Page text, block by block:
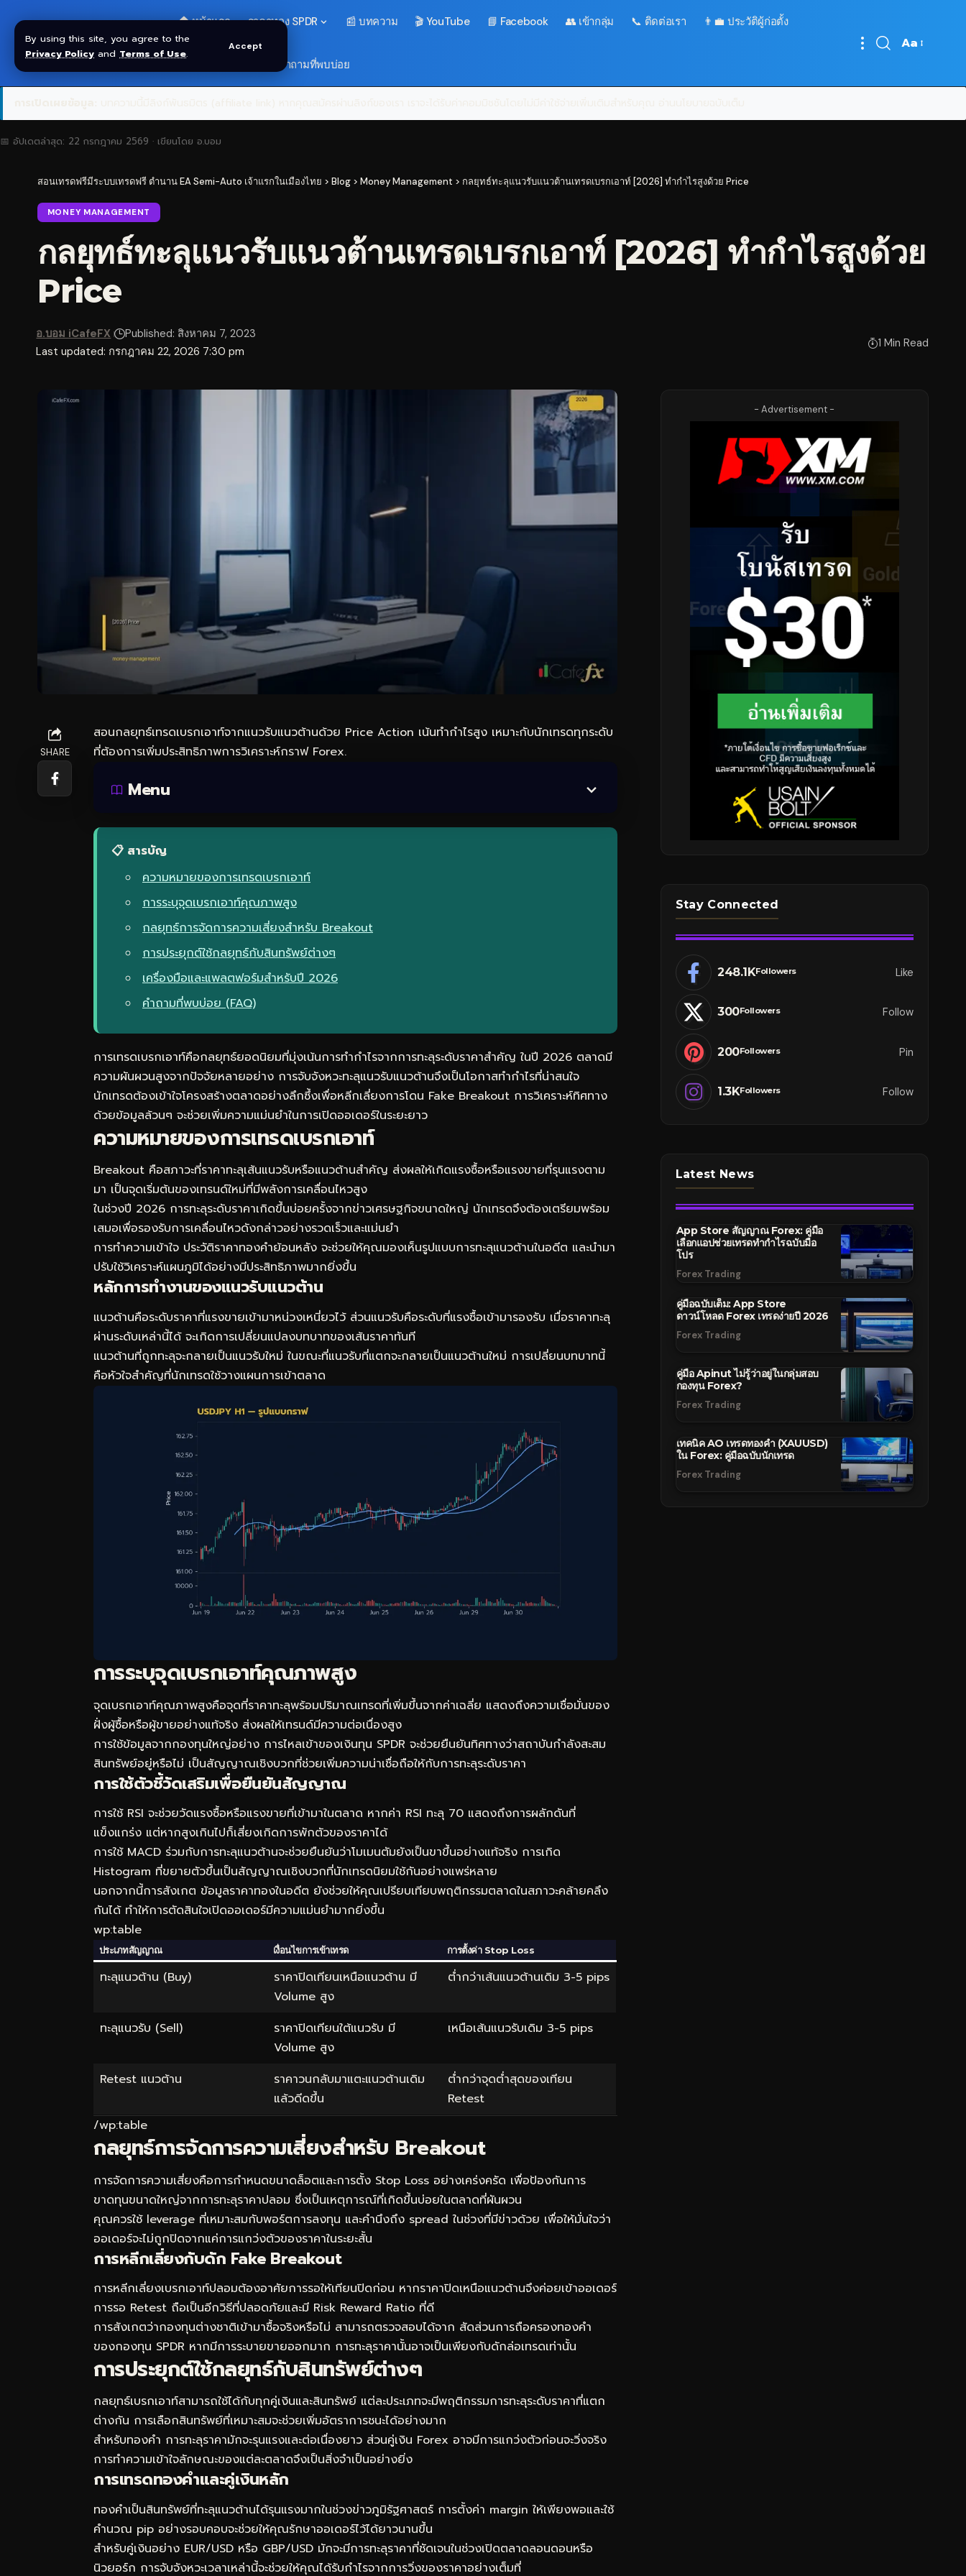
By using this site, you agree to the
Privacy Policy and Terms of Use.
Accept
🏠 หน้าแรก ราคาทอง SPDR 📰 บทความ 🎬 YouTube 📘 Facebook 👥 เข้ากลุ่ม 📞 ติดต่อเรา 👨‍💼 ประวัติผู้ก่อตั้ง
❓ คำถามที่พบบ่อย
Font
Aa
📅 อัปเดตล่าสุด: 22 กรกฎาคม 2569 · เขียนโดย อ.บอม
สอนเทรดฟรีมีระบบเทรดฟรี ตำนาน EA Semi-Auto เจ้าแรกในเมืองไทย > Blog > Money Management > กลยุทธ์ทะลุแนวรับแนวต้านเทรดเบรกเอาท์ [2026] ทำกำไรสูงด้วย Price
MONEY MANAGEMENT
กลยุทธ์ทะลุแนวรับแนวต้านเทรดเบรกเอาท์ [2026] ทำกำไรสูงด้วย
Price
Last updated: กรกฎาคม 22, 2026 7:30 pm
อ.บอม iCafeFX Published: สิงหาคม 7, 2023
1 Min Read
SHARE
สอนกลยุทธ์เทรดเบรกเอาท์จากแนวรับแนวต้านด้วย Price Action เน้นทำกำไรสูง เหมาะกับนักเทรดทุกระดับ
ที่ต้องการเพิ่มประสิทธิภาพการวิเคราะห์กราฟ Forex.
Menu
📋 สารบัญ
ความหมายของการเทรดเบรกเอาท์
การระบุจุดเบรกเอาท์คุณภาพสูง
กลยุทธ์การจัดการความเสี่ยงสำหรับ Breakout
การประยุกต์ใช้กลยุทธ์กับสินทรัพย์ต่างๆ
เครื่องมือและแพลตฟอร์มสำหรับปี 2026
คำถามที่พบบ่อย (FAQ)
การเทรดเบรกเอาท์คือกลยุทธ์ยอดนิยมที่มุ่งเน้นการทำกำไรจากการทะลุระดับราคาสำคัญ ในปี 2026 ตลาดมี
ความผันผวนสูงจากปัจจัยหลายอย่าง การจับจังหวะทะลุแนวรับแนวต้านจึงเป็นโอกาสทำกำไรที่น่าสนใจ
นักเทรดต้องเข้าใจโครงสร้างตลาดอย่างลึกซึ้งเพื่อหลีกเลี่ยงการโดน Fake Breakout การวิเคราะห์ทิศทาง
ด้วยข้อมูลล้วนๆ จะช่วยเพิ่มความแม่นยำในการเปิดออเดอร์ในระยะยาว
ความหมายของการเทรดเบรกเอาท์
Breakout คือสภาวะที่ราคาทะลุเส้นแนวรับหรือแนวต้านสำคัญ ส่งผลให้เกิดแรงซื้อหรือแรงขายที่รุนแรงตาม
มา เป็นจุดเริ่มต้นของเทรนด์ใหม่ที่มีพลังการเคลื่อนไหวสูง
ในช่วงปี 2026 การทะลุระดับราคาเกิดขึ้นบ่อยครั้งจากข่าวเศรษฐกิจขนาดใหญ่ นักเทรดจึงต้องเตรียมพร้อม
เสมอเพื่อรองรับการเคลื่อนไหวดังกล่าวอย่างรวดเร็วและแม่นยำ
การทำความเข้าใจ ประวัติราคาทองคำย้อนหลัง จะช่วยให้คุณมองเห็นรูปแบบการทะลุแนวต้านในอดีต และนำมา
ปรับใช้วิเคราะห์แผนภูมิได้อย่างมีประสิทธิภาพมากยิ่งขึ้น
หลักการทำงานของแนวรับแนวต้าน
แนวต้านคือระดับราคาที่แรงขายเข้ามาหน่วงเหนี่ยวไว้ ส่วนแนวรับคือระดับที่แรงซื้อเข้ามารองรับ เมื่อราคาทะลุ
ผ่านระดับเหล่านี้ได้ จะเกิดการเปลี่ยนแปลงบทบาทของเส้นราคาทันที
แนวต้านที่ถูกทะลุจะกลายเป็นแนวรับใหม่ ในขณะที่แนวรับที่แตกจะกลายเป็นแนวต้านใหม่ การเปลี่ยนบทบาทนี้
คือหัวใจสำคัญที่นักเทรดใช้วางแผนการเข้าตลาด
การระบุจุดเบรกเอาท์คุณภาพสูง
จุดเบรกเอาท์คุณภาพสูงคือจุดที่ราคาทะลุพร้อมปริมาณเทรดที่เพิ่มขึ้นจากค่าเฉลี่ย แสดงถึงความเชื่อมั่นของ
ฝั่งผู้ซื้อหรือผู้ขายอย่างแท้จริง ส่งผลให้เทรนด์มีความต่อเนื่องสูง
การใช้ข้อมูลจากกองทุนใหญ่อย่าง การไหลเข้าของเงินทุน SPDR จะช่วยยืนยันทิศทางว่าสถาบันกำลังสะสม
สินทรัพย์อยู่หรือไม่ เป็นสัญญาณเชิงบวกที่ช่วยเพิ่มความน่าเชื่อถือให้กับการทะลุระดับราคา
การใช้ตัวชี้วัดเสริมเพื่อยืนยันสัญญาณ
การใช้ RSI จะช่วยวัดแรงซื้อหรือแรงขายที่เข้ามาในตลาด หากค่า RSI ทะลุ 70 แสดงถึงการผลักดันที่
แข็งแกร่ง แต่หากสูงเกินไปก็เสี่ยงเกิดการพักตัวของราคาได้
การใช้ MACD ร่วมกับการทะลุแนวต้านจะช่วยยืนยันว่าโมเมนตัมยังเป็นขาขึ้นอย่างแท้จริง การเกิด
Histogram ที่ขยายตัวขึ้นเป็นสัญญาณเชิงบวกที่นักเทรดนิยมใช้กันอย่างแพร่หลาย
นอกจากนี้การสังเกต ข้อมูลราคาทองในอดีต ยังช่วยให้คุณเปรียบเทียบพฤติกรรมตลาดในสภาวะคล้ายคลึง
กันได้ ทำให้การตัดสินใจเปิดออเดอร์มีความแม่นยำมากยิ่งขึ้น
wp:table
ประเภทสัญญาณ เงื่อนไขการเข้าเทรด การตั้งค่า Stop Loss
ทะลุแนวต้าน (Buy)
ราคาปิดเทียนเหนือแนวต้าน มี
Volume สูง
ต่ำกว่าเส้นแนวต้านเดิม 3-5 pips
ทะลุแนวรับ (Sell)
ราคาปิดเทียนใต้แนวรับ มี
Volume สูง
เหนือเส้นแนวรับเดิม 3-5 pips
Retest แนวต้าน
ราคาวนกลับมาแตะแนวต้านเดิม
แล้วดีดขึ้น
ต่ำกว่าจุดต่ำสุดของเทียน
Retest
/wp:table
กลยุทธ์การจัดการความเสี่ยงสำหรับ Breakout
การจัดการความเสี่ยงคือการกำหนดขนาดล็อตและการตั้ง Stop Loss อย่างเคร่งครัด เพื่อป้องกันการ
ขาดทุนขนาดใหญ่จากการทะลุราคาปลอม ซึ่งเป็นเหตุการณ์ที่เกิดขึ้นบ่อยในตลาดที่ผันผวน
คุณควรใช้ leverage ที่เหมาะสมกับพอร์ตการลงทุน และคำนึงถึง spread ในช่วงที่มีข่าวด้วย เพื่อให้มั่นใจว่า
ออเดอร์จะไม่ถูกปิดจากแค่การแกว่งตัวของราคาในระยะสั้น
การหลีกเลี่ยงกับดัก Fake Breakout
การหลีกเลี่ยงเบรกเอาท์ปลอมต้องอาศัยการรอให้เทียนปิดก่อน หากราคาปิดเหนือแนวต้านจึงค่อยเข้าออเดอร์
การรอ Retest ถือเป็นอีกวิธีที่ปลอดภัยและมี Risk Reward Ratio ที่ดี
การสังเกตว่ากองทุนต่างชาติเข้ามาซื้อจริงหรือไม่ สามารถตรวจสอบได้จาก สัดส่วนการถือครองทองคำ
ของกองทุน SPDR หากมีการระบายขายออกมาก การทะลุราคานั้นอาจเป็นเพียงกับดักล่อเทรดเท่านั้น
การประยุกต์ใช้กลยุทธ์กับสินทรัพย์ต่างๆ
กลยุทธ์เบรกเอาท์สามารถใช้ได้กับทุกคู่เงินและสินทรัพย์ แต่ละประเภทจะมีพฤติกรรมการทะลุระดับราคาที่แตก
ต่างกัน การเลือกสินทรัพย์ที่เหมาะสมจะช่วยเพิ่มอัตราการชนะได้อย่างมาก
สำหรับทองคำ การทะลุราคามักจะรุนแรงและต่อเนื่องยาว ส่วนคู่เงิน Forex อาจมีการแกว่งตัวก่อนจะวิ่งจริง
การทำความเข้าใจลักษณะของแต่ละตลาดจึงเป็นสิ่งจำเป็นอย่างยิ่ง
การเทรดทองคำและคู่เงินหลัก
ทองคำเป็นสินทรัพย์ที่ทะลุแนวต้านได้รุนแรงมากในช่วงข่าวภูมิรัฐศาสตร์ การตั้งค่า margin ให้เพียงพอและใช้
คำนวณ pip อย่างรอบคอบจะช่วยให้คุณรักษาออเดอร์ไว้ได้ยาวนานขึ้น
สำหรับคู่เงินอย่าง EUR/USD หรือ GBP/USD มักจะมีการทะลุราคาที่ชัดเจนในช่วงเปิดตลาดลอนดอนหรือ
นิวยอร์ก การจับจังหวะเวลาเหล่านี้จะช่วยให้คุณได้รับกำไรจากการวิ่งของราคาอย่างเต็มที่
- Advertisement -
Stay Connected
248.1KFollowers Like
300Followers Follow
200Followers Pin
1.3KFollowers Follow
Latest News
App Store สัญญาณ Forex: คู่มือ
เลือกแอปช่วยเทรดทำกำไรฉบับมือ
โปร
Forex Trading
คู่มือฉบับเต็ม: App Store
ดาวน์โหลด Forex เทรดง่ายปี 2026
Forex Trading
คู่มือ Apinut ไม่รู้ว่าอยู่ในกลุ่มสอบ
กองทุน Forex?
Forex Trading
เทคนิค AO เทรดทองคำ (XAUUSD)
ใน Forex: คู่มือฉบับนักเทรด
Forex Trading